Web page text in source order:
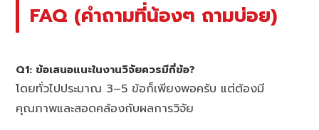
FAQ (คำถามที่น้องๆ ถามบ่อย)
Q1: ข้อเสนอแนะในงานวิจัยควรมีกี่ข้อ?
โดยทั่วไปประมาณ 3–5 ข้อก็เพียงพอครับ แต่ต้องมี
คุณภาพและสอดคล้องกับผลการวิจัย